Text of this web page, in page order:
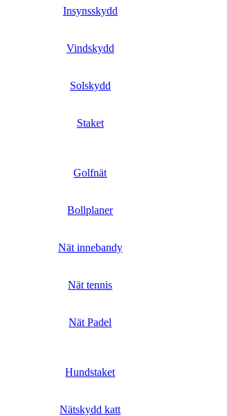
Insynsskydd
Vindskydd
Solskydd
Staket
Golfnät
Bollplaner
Nät innebandy
Nät tennis
Nät Padel
Hundstaket
Nätskydd katt